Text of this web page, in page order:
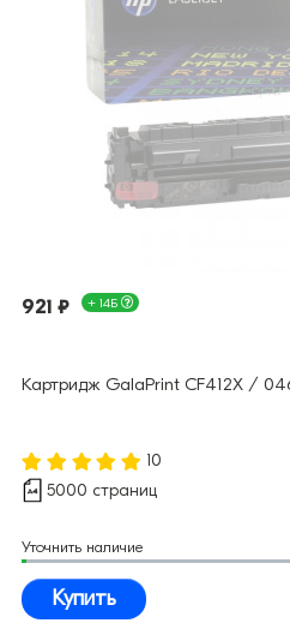
921 ₽ + 14Б
Картридж GalaPrint CF412X /
10
5000 страниц
Уточнить наличие
Купить